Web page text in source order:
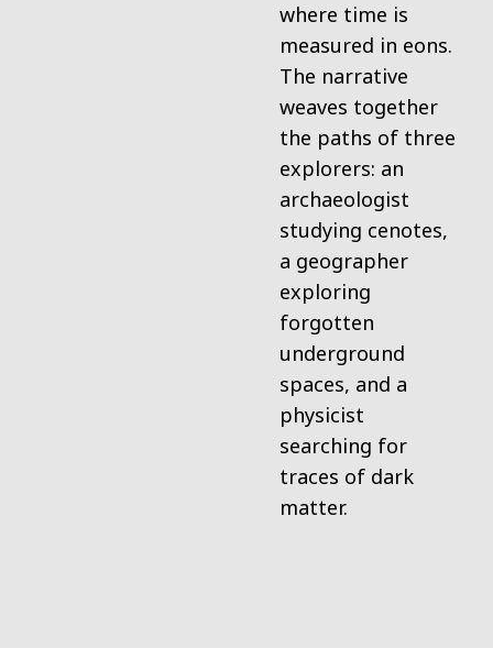
where time is
measured in eons.
The narrative
weaves together
the paths of three
explorers: an
archaeologist
studying cenotes,
a geographer
exploring
forgotten
underground
spaces, and a
physicist
searching for
traces of dark
matter.